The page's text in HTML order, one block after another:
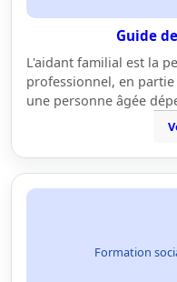
Guide
L'aidant familial est la
professionnel, en
une personne âgée
Formation